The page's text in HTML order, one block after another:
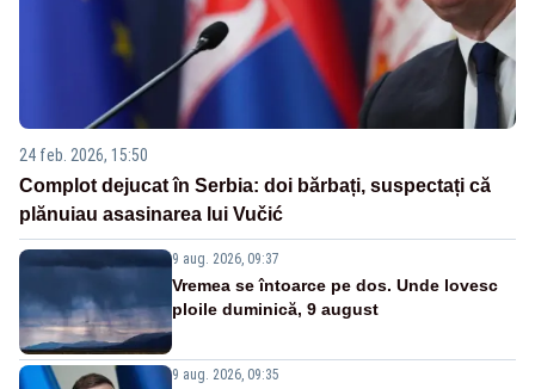
24 feb. 2026, 15:50
Complot dejucat în Serbia: doi bărbați, suspectați că
plănuiau asasinarea lui Vučić
9 aug. 2026, 09:37
Vremea se întoarce pe dos. Unde lovesc
ploile duminică, 9 august
9 aug. 2026, 09:35